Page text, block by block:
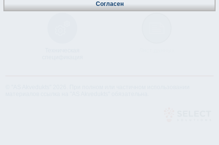
Согласен